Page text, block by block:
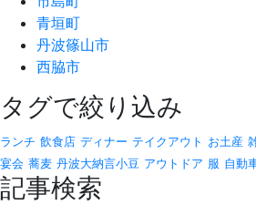
青垣町
丹波篠山市
西脇市
タグで絞り込み
ランチ 飲食店 ディナー テイクアウト お土産
宴会 蕎麦 丹波大納言小豆 アウトドア 服 自動
記事検索